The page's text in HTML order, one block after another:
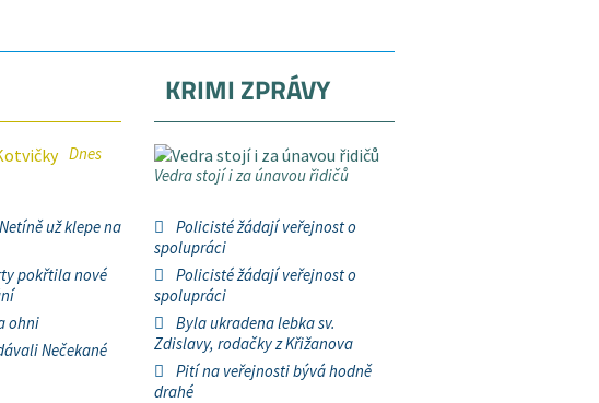
Dnes
už klepe na
pokřtila nové
ohni
Nečekané
KRIMI ZPRÁVY
Vedra stojí i za únavou řidičů
Policisté žádají veřejnost o
spolupráci
Policisté žádají veřejnost o
spolupráci
Byla ukradena lebka sv.
Zdislavy, rodačky z Křižanova
Pití na veřejnosti bývá hodně
drahé